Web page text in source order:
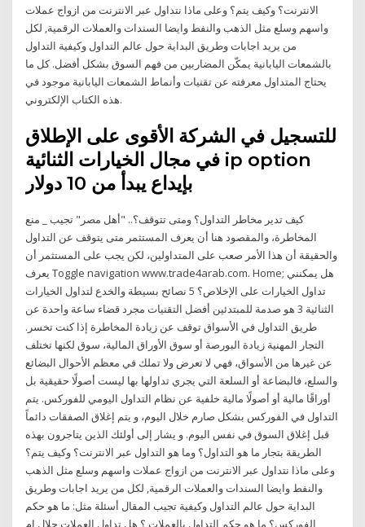
الانترنت؟ وكيف يتم؟ وعلى ماذا نتداول عبر الانترنت من ازواج عملات
واسهم وسلع مثل الذهب والنفط وايضا السندات والعملات الرقمية, لكل
من يريد اجابات وطريق البداية حول عالم التداول وكيفية التداول
بالشمعات اليابانية يمكّن المضاربين من فهم السوق بشكل أفضل. كل ما
يحتاج المتداول معرفته عن تقنيات وأنماط الشمعات اليابانية موجود في
هذه الكتاب الإلكتروني.
للتسجيل في الشركة الأقوى على الإطلاق
في مجال الخيارات الثنائية ip option
بإيداع يبدأ من 10 دولار
كيف تدير مخاطر التداول؟ ومتى تتوقف؟.. "أهل مصر" تجيب _ منع
المخاطرة، والمقصود هنا أن يعرف المستثمر متى يتوقف عن التداول
والحقيقة أن هذا الأمر صعب على المتداولين، لكن يجب على المستثمر أن
يعرف Toggle navigation www.trade4arab.com. Home; هل يمكنني
تداول الخيارات على الإخلاص؟ 5 نصائح بسيطة والخدع لتداول الخيارات
الثنائية 3 هو صدمة للمبتدئين أفضل التقنيات مجرد قضاء ساعة واحدة عن
طريق التداول في الأسواق توقف عن زيادة المخاطرة إذا كنت تخسر.
التجار المهنية زيادة البورصة أو سوق الأوراق المالية، سوق لكنها تختلف
عن غيرها من الأسواق، فهي لا تعرض ولا تملك في معظم الأحوال البضائع
والسلع، فالبضاعة أو السلعة التي يجري تداولها بها ليست أصولًا حقيقية بل
أوراقًا مالية أو أصولًا مالية خلفية عن نظام التداول اليومي للفوركس. يتم
التداول في الفوركس بشكل صارم خلال اليوم، و يتم إغلاق الصفقات دائماً
قبل إغلاق السوق في نفس اليوم. و يشار إلى أولئك الذين يتاجرون بهذه
الطريقة بتجار ما هو التداول؟ وما هو التداول عبر الانترنت؟ وكيف يتم؟
وعلى ماذا نتداول عبر الانترنت من ازواج عملات واسهم وسلع مثل الذهب
والنفط وايضا السندات والعملات الرقمية, لكل من يريد اجابات وطريق
البداية حول عالم التداول وكيفية تجيب المقال أسئلة مثل: ما هو حكم